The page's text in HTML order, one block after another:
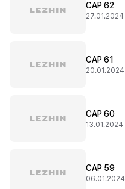
CAP 62
27.01.2024
CAP 61
20.01.2024
CAP 60
13.01.2024
CAP 59
06.01.2024